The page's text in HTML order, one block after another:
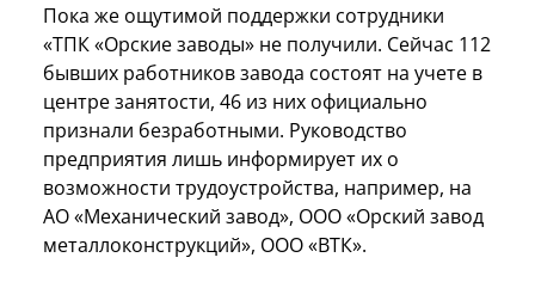
Пока же ощутимой поддержки сотрудники
«ТПК «Орские заводы» не получили. Сейчас 112
бывших работников завода состоят на учете в
центре занятости, 46 из них официально
признали безработными. Руководство
предприятия лишь информирует их о
возможности трудоустройства, например, на
АО «Механический завод», ООО «Орский завод
металлоконструкций», ООО «ВТК».